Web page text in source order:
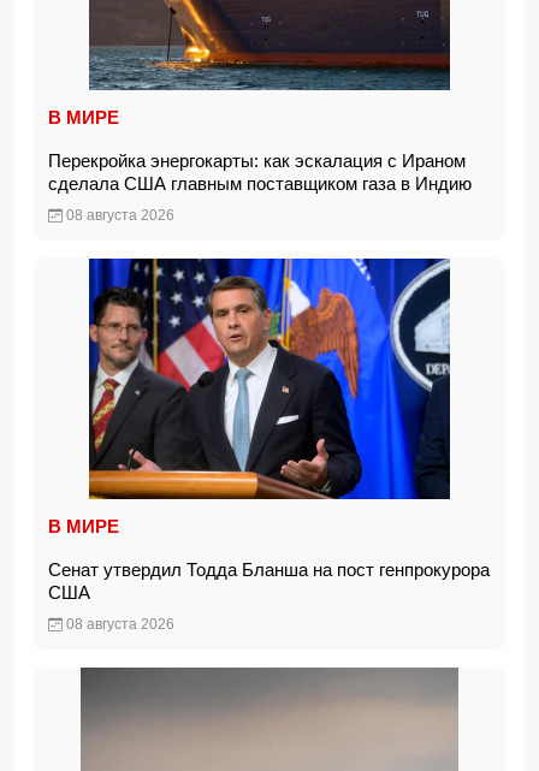
В МИРЕ
Перекройка энергокарты: как эскалация с Ираном
сделала США главным поставщиком газа в Индию
08 августа 2026
В МИРЕ
Сенат утвердил Тодда Бланша на пост генпрокурора
США
08 августа 2026